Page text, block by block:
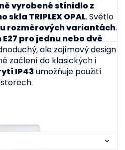
vyrobené stínidlo z
TRIPLEX OPAL. Světlo
rozměrových variantách.
pro jednu nebo dvě
ale zajímavý design
začlení do klasických i
IP43umožňuje použití